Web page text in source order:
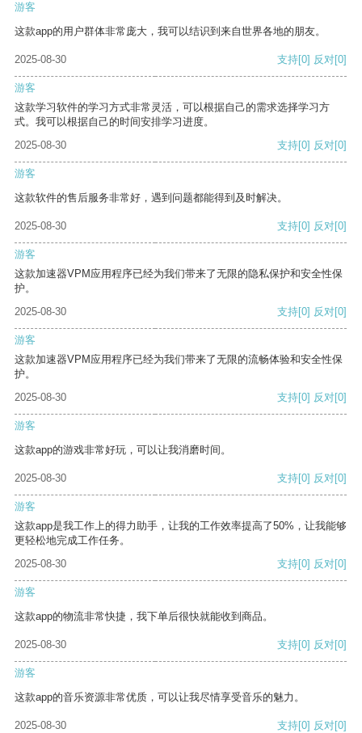
游客
这款app的用户群体非常庞大，我可以结识到来自世界各地的朋友。
2025-08-30 支持[0] 反对[0]
游客
这款学习软件的学习方式非常灵活，可以根据自己的需求选择学习方
式。我可以根据自己的时间安排学习进度。
2025-08-30
支持[0] 反对[0]
游客
这款软件的售后服务非常好，遇到问题都能得到及时解决。
2025-08-30 支持[0] 反对[0]
游客
这款加速器VPM应用程序已经为我们带来了无限的隐私保护和安全性保
护。
2025-08-30
支持[0] 反对[0]
游客
这款加速器VPM应用程序已经为我们带来了无限的流畅体验和安全性保
护。
2025-08-30
支持[0] 反对[0]
游客
这款app的游戏非常好玩，可以让我消磨时间。
2025-08-30 支持[0] 反对[0]
游客
这款app是我工作上的得力助手，让我的工作效率提高了50%，让我能够
更轻松地完成工作任务。
2025-08-30
支持[0] 反对[0]
游客
这款app的物流非常快捷，我下单后很快就能收到商品。
2025-08-30 支持[0] 反对[0]
游客
这款app的音乐资源非常优质，可以让我尽情享受音乐的魅力。
2025-08-30 支持[0] 反对[0]